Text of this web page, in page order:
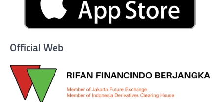
Official Web